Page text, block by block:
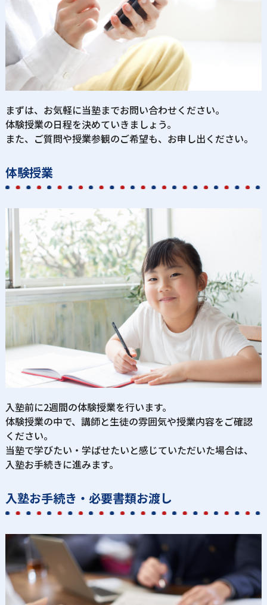
まずは、お気軽に当塾までお問い合わせください。
体験授業の日程を決めていきましょう。
また、ご質問や授業参観のご希望も、お申し出ください。
体験授業
入塾前に2週間の体験授業を行います。
体験授業の中で、講師と生徒の雰囲気や授業内容をご確認
ください。
当塾で学びたい・学ばせたいと感じていただいた場合は、
入塾お手続きに進みます。
入塾お手続き・必要書類お渡し